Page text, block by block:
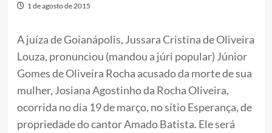
1 de agosto de 2015
A juíza de Goianápolis, Jussara Cristina de Oliveira
Louza, pronunciou (mandou a júri popular) Júnior
Gomes de Oliveira Rocha acusado da morte de sua
mulher, Josiana Agostinho da Rocha Oliveira,
ocorrida no dia 19 de março, no sítio Esperança, de
propriedade do cantor Amado Batista. Ele será